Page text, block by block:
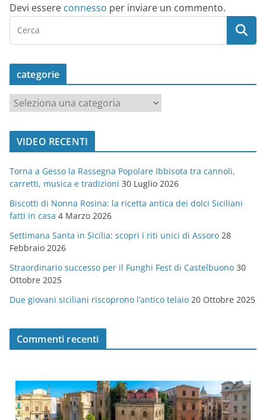
Devi essere connesso per inviare un commento.
categorie
a
t
o
r
i
e
VIDEO RECENTI
Torna a Gesso la Rassegna Popolare Ibbisota tra cannoli,
carretti, musica e tradizioni 30 Luglio 2026
Biscotti di Nonna Rosina: la ricetta antica dei dolci Siciliani
fatti in casa 4 Marzo 2026
Settimana Santa in Sicilia: scopri i riti unici di Assoro 28
Febbraio 2026
Straordinario successo per il Funghi Fest di Castelbuono 30
Ottobre 2025
Due giovani siciliani riscoprono l’antico telaio 20 Ottobre 2025
Commenti recenti